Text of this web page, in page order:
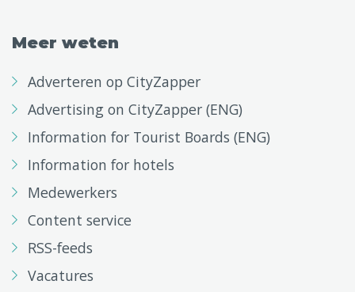
Meer weten
Adverteren op CityZapper
Advertising on CityZapper (ENG)
Information for Tourist Boards (ENG)
Information for hotels
Medewerkers
Content service
RSS-feeds
Vacatures